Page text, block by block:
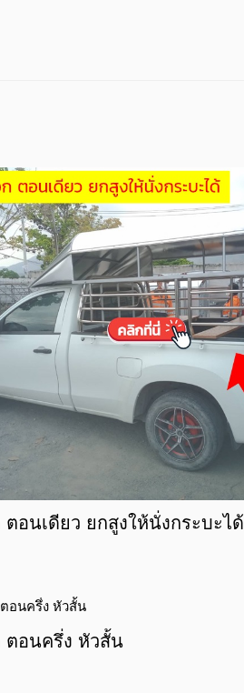
อนเดียว ยกสูงให้นั่งกระบะได้
ตอนครึ่ง หัวสั้น